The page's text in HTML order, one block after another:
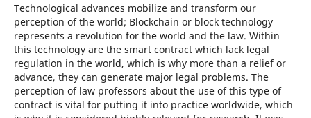
Technological advances mobilize and transform our
perception of the world; Blockchain or block technology
represents a revolution for the world and the law. Within
this technology are the smart contract which lack legal
regulation in the world, which is why more than a relief or
advance, they can generate major legal problems. The
perception of law professors about the use of this type of
contract is vital for putting it into practice worldwide, which